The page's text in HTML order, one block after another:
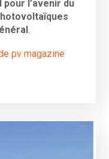
l’avenir du
pv magazine